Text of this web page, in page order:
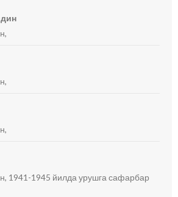
1941-1945 йилда урушга сафарбар